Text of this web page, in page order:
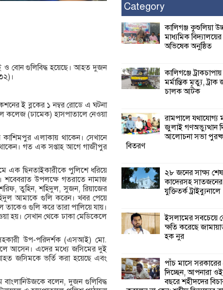
ও বোন গুলিবিদ্ধ হয়েছে। আহত দুজন
ই ব্লকের ১ নম্বর রোডে এ ঘটনা
কলেজ (ঢামেক) হাসপাতালে নেওয়া
এলাকায় থাকেন। সেখানে
থাকেন। গত এক সপ্তাহ আগে গাজীপুর
এক ছিনতাইকারীকে পুলিশে ধরিয়ে
উপলক্ষে গতরাতে নামাজ
তুহিন, শহিদুল, সুজন, রিয়াজের
আমাকে গুলি করেন। খবর পেয়ে
গুলি করে তারা পালিয়ে যায়।
হয়। সেখান থেকে ঢাকা মেডিকেলে
উপ-পরিদর্শক (এসআই) মো.
আসেন। এদের মধ্যে জসিমের দুই
জসিমকে ভর্তি করা হয়েছে এবং
বাংলানিউজকে বলেন, দুজন গুলিবিদ্ধ
ক্ষতি করেছে
নুরুল হক নুর
পাঁচ মাসে সরকারের
বছরে শহীদদের
করলেন না কেন: শহীদ জিসানের
ক্ষোভ
কালিগঞ্জে নিখোঁজ
মরদেহ অবশেষে
ইছামতী নদীতে
২নং ওয়ার্ডের উদ্যোগে
কর্মী সম্মেলন
সহনশীল জনগোষ্ঠী
প্রকল্পের
শিখন ও অভিজ্ঞতা বিনিময় সভা
শ্যামনগরে
সিএমসির সাথে
মতবিনিময় সভা
Category
কালিগঞ্জ কুশুলিয়া
মাধ্যমিক
অভিষেক অনুষ্ঠিত
কালিগঞ্জে
মর্মান্তিক মৃত্যু, ট্রাক
চালক আটক
রামপালে যথাযোগ্য
জুলাই গণঅভ্যুত্থান
আলোচনা সভা
বিতরণ
২৮ জনের সাক্ষ্য
কাদেরসহ সাতজনের
যুক্তিতর্ক ট্রাইব্যুনালে
ইসলামের সবচেয়ে
ক্ষতি করেছে
হক নুর
পাঁচ মাসে
দিচ্ছেন, আপনারা
বছরে শহীদদের